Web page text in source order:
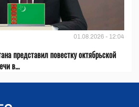
01.08.2026 - 12:04
представил повестку октябрьской
в...